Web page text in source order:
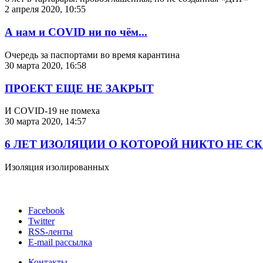
2 апреля 2020, 10:55
А нам и COVID ни по чём...
Очередь за паспортами во время карантина
30 марта 2020, 16:58
ПРОЕКТ ЕЩЕ НЕ ЗАКРЫТ
И COVID-19 не помеха
30 марта 2020, 14:57
6 ЛЕТ ИЗОЛЯЦИИ О КОТОРОЙ НИКТО НЕ
Изоляция изолированных
Facebook
Twitter
RSS-ленты
E-mail рассылка